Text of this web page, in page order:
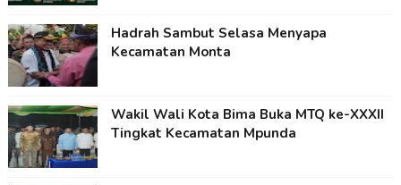
Hadrah Sambut Selasa Menyapa
Kecamatan Monta
Wakil Wali Kota Bima Buka MTQ ke-XXXII
Tingkat Kecamatan Mpunda